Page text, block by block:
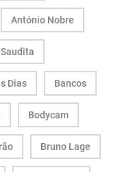
António Nobre
Dias Bancos
Bodycam
Bruno Lage